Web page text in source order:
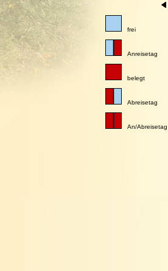
frei
Anreisetag
belegt
Abreisetag
An/Abreisetag